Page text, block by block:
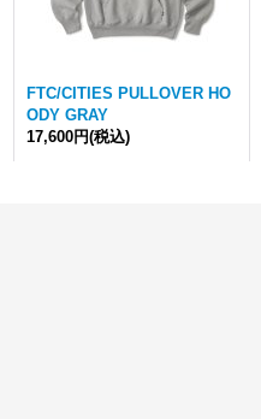
FTC/CITIES PULLOVER HO
ODY GRAY
17,600円(税込)